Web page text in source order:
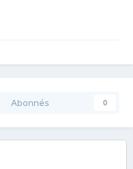
Abonnés 0